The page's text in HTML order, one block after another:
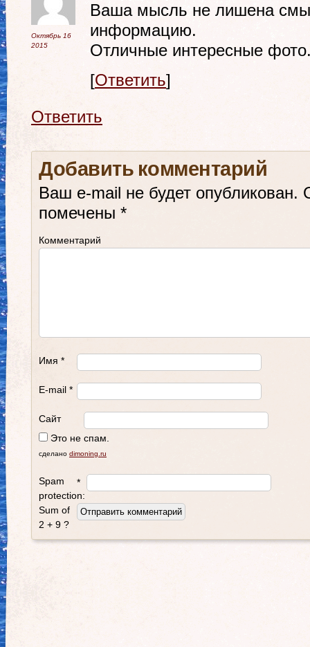
Октябрь 16
2015
Ваша мысль не лишена
информацию.
Отличные интересные
[Ответить]
Ответить
Добавить комментарий
Ваш e-mail не будет опубликован.
помечены *
Комментарий
Имя *
E-mail *
Сайт
Это не спам.
сделано dimoning.ru
Spam
protection:
Sum of
2 + 9 ?
*